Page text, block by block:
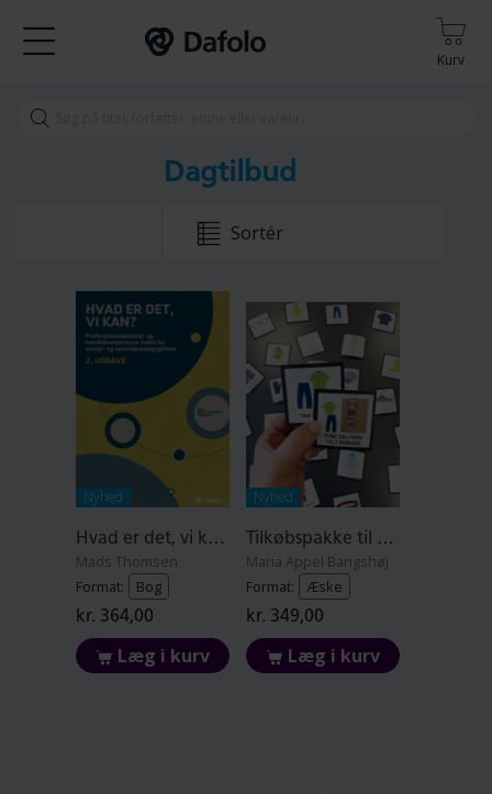
Kurv
Dagtilbud
Sortér
Nyhed
Hvad er det, vi kan? 2. udgave
Mads Thomsen
Format:
Bog
kr. 364,00
Læg i kurv
Nyhed
Tilkøbspakke til piktogrammer i hjemmet (Tøj og fritid)
Maria Appel Bangshøj
Format:
Æske
kr. 349,00
Læg i kurv